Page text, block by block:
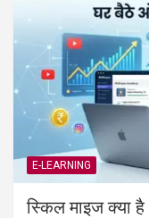
E-LEARNING
स्किल माइज क्या